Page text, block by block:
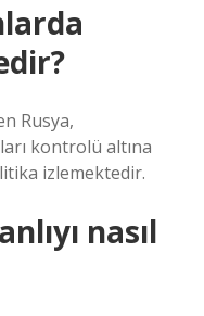
Rusya,
kontrolü altına
izlemektedir.
nasıl